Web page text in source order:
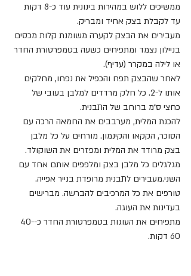
ממשיכים ללוש במהירות בינונית עוד כ-8 דקות
עד לקבלת בצק אחיד ומבריק.
מעבירים את הבצק לקערה משומנת קלות מכסים
בניילון נצמד ומתפיחים כשעה בטמפרטורת החדר
או לילה במקרר (עדיף).
לאחר שהבצק תפח והכפיל את נפחו, מחלקים
אותו ל-2. כל חלק מרדדים למלבן בעובי של
כחצי ס״מ ברוחב של התבנית.
להכנת המלית, מערבבים את החמאה הרכה עם
הסוכר, הקקאו והקינמון. מורחים על כל מלבן
בצק מרודד את המלית ומפזרים את השוקולד.
מגלגלים כל מלבן בצק ומלפפים אותם אחד עם
השני.מעבירים לתבנית מרופדת בנייר אפייה.
טורפים את כל המרכיבים להברשה. מברישים
בעדינות את העוגה.
מתפיחים את העוגות בטמפרטורת החדר כ-40-
60 דקות.